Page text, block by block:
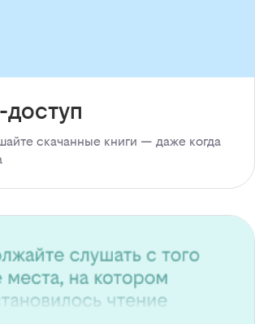
скачанные книги — даже когда